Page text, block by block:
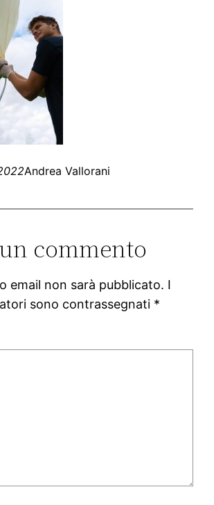
Andrea Vallorani
commento
email non sarà pubblicato. I
sono contrassegnati *